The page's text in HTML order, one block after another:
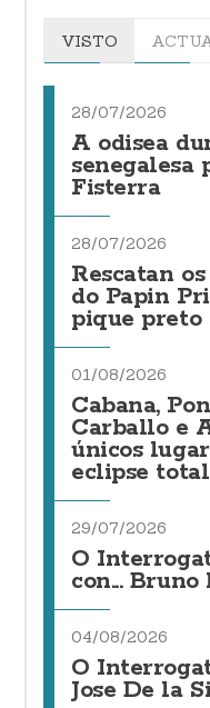
VISTO
28/07/2026
A odisea
senegalesa
Fisterra
28/07/2026
Rescatan
do Papin
pique preto
01/08/2026
Cabana,
Carballo e
únicos
eclipse
29/07/2026
O
con...
04/08/2026
O
Jose De la